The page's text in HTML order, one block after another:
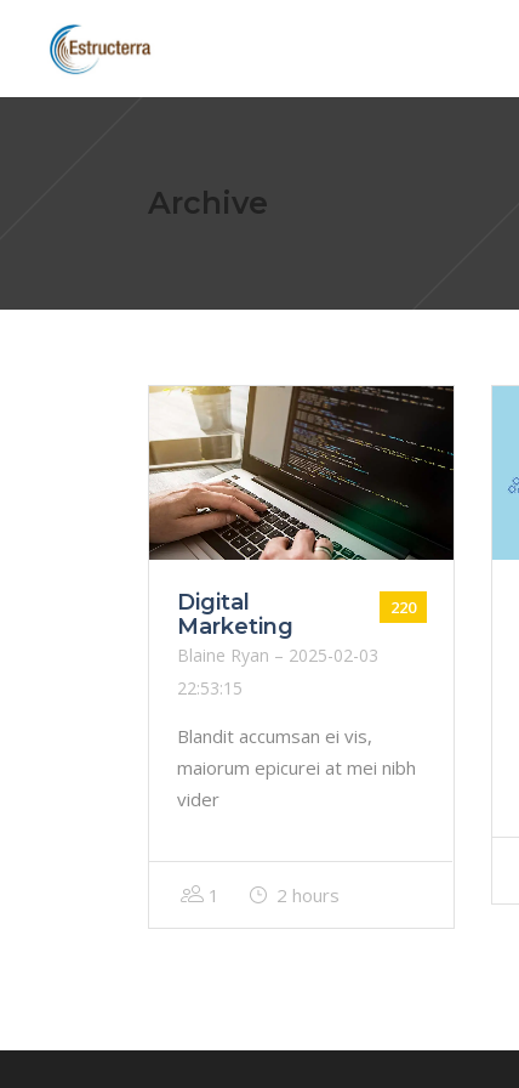
Archive
Digital
Marketing
220
Blaine Ryan – 2025-02-03
22:53:15
Blandit accumsan ei vis,
maiorum epicurei at mei nibh
vider
1 2 hours